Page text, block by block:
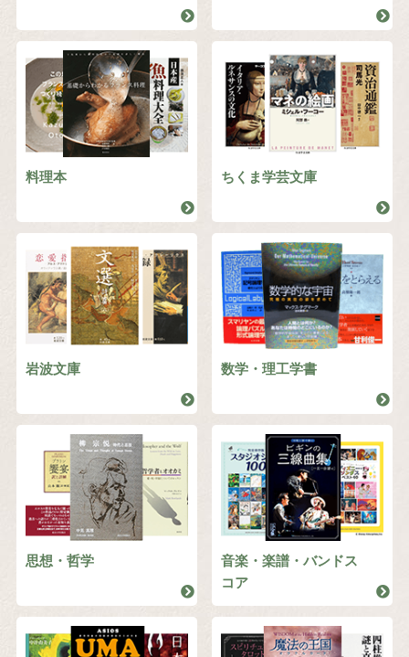
料理本 ちくま学芸文庫
岩波文庫 数学・理工学書
思想・哲学
音楽・楽譜・バンドス
コア